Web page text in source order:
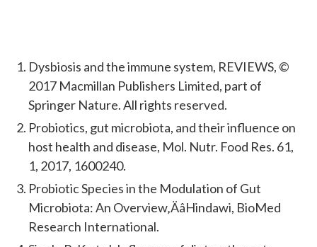
Dysbiosis and the immune system, REVIEWS, ©
2017 Macmillan Publishers Limited, part of
Springer Nature. All rights reserved.
Probiotics, gut microbiota, and their influence on
host health and disease, Mol. Nutr. Food Res. 61,
1, 2017, 1600240.
Probiotic Species in the Modulation of Gut
Microbiota: An Overview‚ÄâHindawi, BioMed
Research International.